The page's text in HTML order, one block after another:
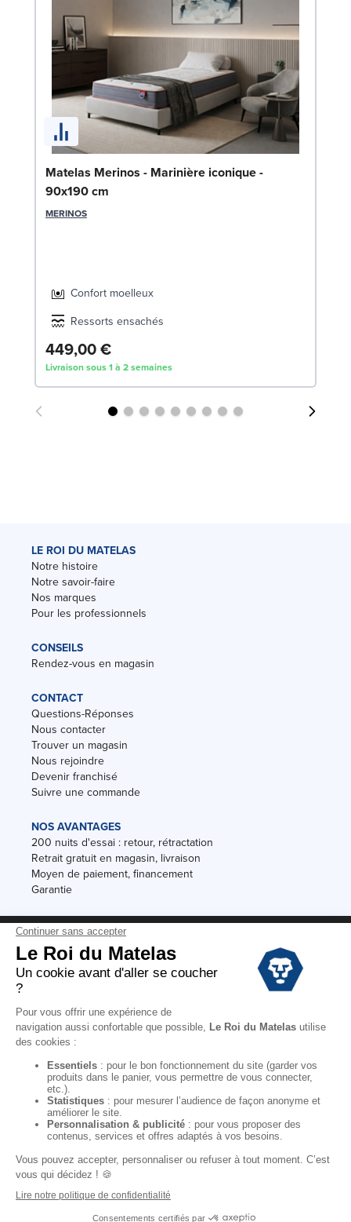
Matelas Merinos - Marinière iconique -
90x190 cm
MERINOS
Confort moelleux
Ressorts ensachés
449,00 €
Livraison sous 1 à 2 semaines
LE ROI DU MATELAS
Notre histoire
Notre savoir-faire
Nos marques
Pour les professionnels
CONSEILS
Rendez-vous en magasin
CONTACT
Questions-Réponses
Nous contacter
Trouver un magasin
Nous rejoindre
Devenir franchisé
Suivre une commande
NOS AVANTAGES
200 nuits d'essai : retour, rétractation
Retrait gratuit en magasin, livraison
Moyen de paiement, financement
Garantie
Conditions des offres
Black Friday
Destockage
Conditions Générales de vente magasin
Mentions Légales
Données personnelles
Codes promo Le Roi du Matelas
Copyright © 2022. All rights reserved.